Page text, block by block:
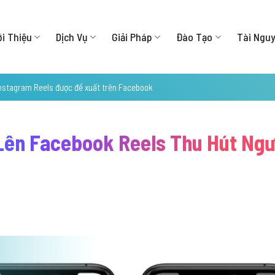
Thiệu Dịch Vụ Giải Pháp Đào Tạo Tài
Reels được đề xuất trên Facebook
Facebook Reels Thu Hút